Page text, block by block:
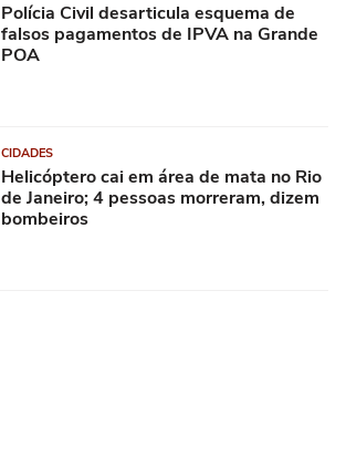
Polícia Civil desarticula esquema de
falsos pagamentos de IPVA na Grande
POA
CIDADES
Helicóptero cai em área de mata no Rio
de Janeiro; 4 pessoas morreram, dizem
bombeiros